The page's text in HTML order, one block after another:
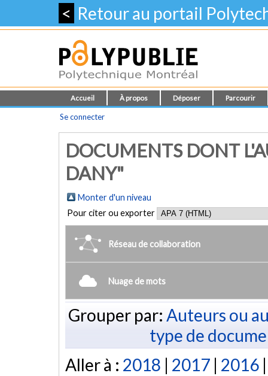
< Retour au portail
Accueil À propos Déposer Parcourir
Se connecter
DOCUMENTS DONT
DANY"
Monter d'un niveau
Pour citer ou exporter
Réseau de collaboration
Nuage de mots
Grouper par: Auteurs ou
type de
Aller à : 2018 | 2017 | 2016